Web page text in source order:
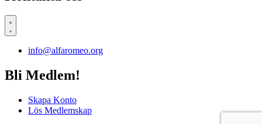
info@alfaromeo.org
Bli Medlem!
Skapa Konto
Lös Medlemskap